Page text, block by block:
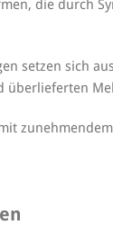
die durch
setzen sich
überlieferten